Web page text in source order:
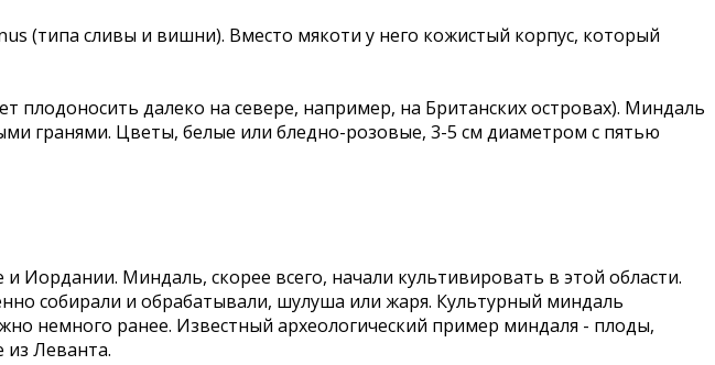
(типа сливы и вишни). Вместо мякоти у него кожистый корпус, который
далеко на севере, например, на Британских островах). Миндаль
гранями. Цветы, белые или бледно-розовые, 3-5 см диаметром с пятью
Миндаль, скорее всего, начали культивировать в этой области.
собирали и обрабатывали, шулуша или жаря. Культурный миндаль
немного ранее. Известный археологический пример миндаля - плоды,
из Леванта.